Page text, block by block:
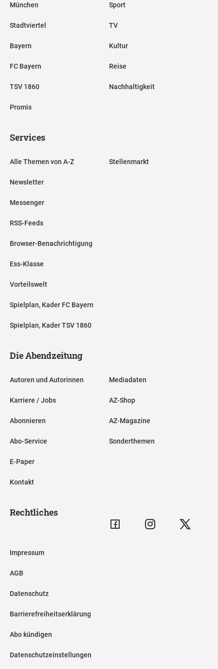
München
Stadtviertel
Bayern
FC Bayern
TSV 1860
Promis
Sport
TV
Kultur
Reise
Nachhaltigkeit
Services
Alle Themen von A-Z
Newsletter
Messenger
RSS-Feeds
Browser-Benachrichtigung
Ess-Klasse
Vorteilswelt
Spielplan, Kader FC Bayern
Spielplan, Kader TSV 1860
Stellenmarkt
Die Abendzeitung
Autoren und Autorinnen
Karriere / Jobs
Abonnieren
Abo-Service
E-Paper
Kontakt
Mediadaten
AZ-Shop
AZ-Magazine
Sonderthemen
Rechtliches
Impressum
AGB
Datenschutz
Barrierefreiheitserklärung
Abo kündigen
Datenschutzeinstellungen